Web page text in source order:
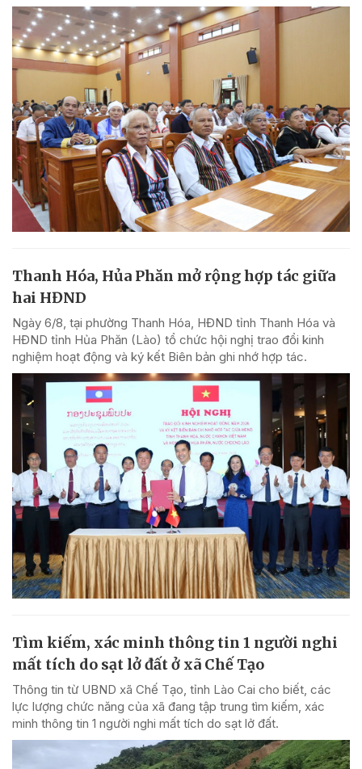
Thanh Hóa, Hủa Phăn mở rộng hợp tác giữa
hai HĐND
Ngày 6/8, tại phường Thanh Hóa, HĐND tỉnh Thanh Hóa và
HĐND tỉnh Hủa Phăn (Lào) tổ chức hội nghị trao đổi kinh
nghiệm hoạt động và ký kết Biên bản ghi nhớ hợp tác.
Tìm kiếm, xác minh thông tin 1 người nghi
mất tích do sạt lở đất ở xã Chế Tạo
Thông tin từ UBND xã Chế Tạo, tỉnh Lào Cai cho biết, các
lực lượng chức năng của xã đang tập trung tìm kiếm, xác
minh thông tin 1 người nghi mất tích do sạt lở đất.